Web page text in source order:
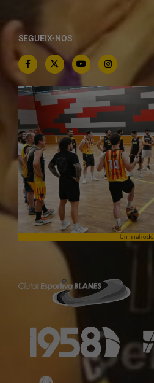
SEGUEIX-NOS
Un final rodó